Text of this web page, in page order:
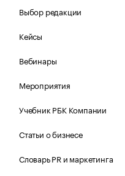
Выбор редакции
Кейсы
Вебинары
Мероприятия
Учебник РБК Компании
Статьи о бизнесе
Словарь PR и маркетинга